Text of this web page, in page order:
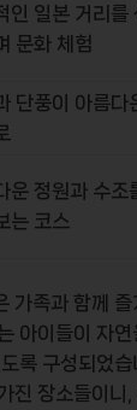
인 일본 거리를
문화 체험
단풍이 아름다
운 정원과 수조
는 코스
가족과 함께
아이들이 자
록 구성되었
진 장소들이니